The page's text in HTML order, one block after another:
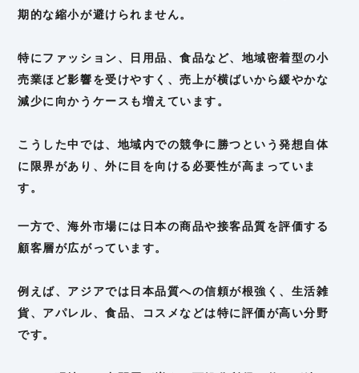
期的な縮小が避けられません。
特にファッション、日用品、食品など、地域密着型の小
売業ほど影響を受けやすく、売上が横ばいから緩やかな
減少に向かうケースも増えています。
こうした中では、地域内での競争に勝つという発想自体
に限界があり、外に目を向ける必要性が高まっていま
す。
一方で、海外市場には日本の商品や接客品質を評価する
顧客層が広がっています。
例えば、アジアでは日本品質への信頼が根強く、生活雑
貨、アパレル、食品、コスメなどは特に評価が高い分野
です。